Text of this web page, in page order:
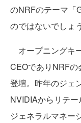
のNRFのテーマ「
のではないでしょ
オープニングキ
CEOでありNRFの
登壇。昨年のジェ
NVIDIAからリテ
ジェネラルマネー